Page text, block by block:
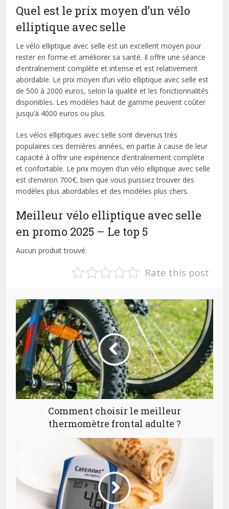
Quel est le prix moyen d’un vélo
elliptique avec selle
Le vélo elliptique avec selle est un excellent moyen pour
rester en forme et améliorer sa santé. Il offre une séance
d’entraînement complète et intense et est relativement
abordable. Le prix moyen d’un vélo elliptique avec selle est
de 500 à 2000 euros, selon la qualité et les fonctionnalités
disponibles. Les modèles haut de gamme peuvent coûter
jusqu’à 4000 euros ou plus.
Les vélos elliptiques avec selle sont devenus très
populaires ces dernières années, en partie à cause de leur
capacité à offrir une expérience d’entraînement complète
et confortable. Le prix moyen d’un vélo elliptique avec selle
est d’environ 700€, bien que vous puissiez trouver des
modèles plus abordables et des modèles plus chers.
Meilleur vélo elliptique avec selle
en promo 2025 – Le top 5
Aucun produit trouvé.
Rate this post
Comment choisir le meilleur
thermomètre frontal adulte ?